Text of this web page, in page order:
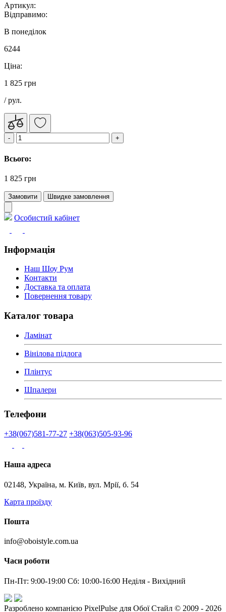
Артикул:
Відправимо:
В понеділок
6244
Ціна:
1 825 грн
/ рул.
Всього:
1 825 грн
Замовити Швидке замовлення
Особистий кабінет
Інформація
Наш Шоу Рум
Контакти
Доставка та оплата
Повернення товару
Каталог товара
Ламінат
Вінілова підлога
Плінтус
Шпалери
Телефони
+38(067)581-77-27 +38(063)505-93-96
Наша адреса
02148, Україна, м. Київ, вул. Мрії, б. 54
Карта проїзду
Пошта
info@oboistyle.com.ua
Часи роботи
Пн-Пт: 9:00-19:00 Сб: 10:00-16:00 Неділя - Вихідний
Разроблено компанією PixelPulse для Обої Стайл © 2009 - 2026